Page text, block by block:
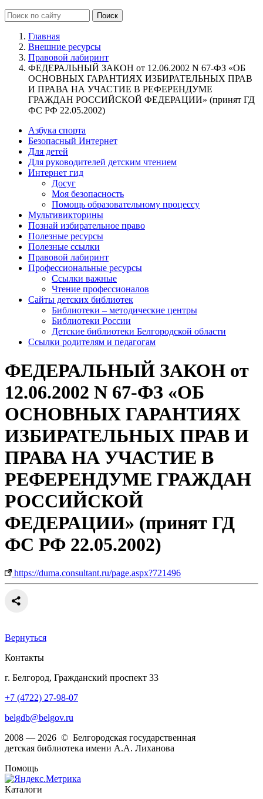
Главная
Внешние ресурсы
Правовой лабиринт
ФЕДЕРАЛЬНЫЙ ЗАКОН от 12.06.2002 N 67-ФЗ «ОБ
ОСНОВНЫХ ГАРАНТИЯХ ИЗБИРАТЕЛЬНЫХ ПРАВ
И ПРАВА НА УЧАСТИЕ В РЕФЕРЕНДУМЕ
ГРАЖДАН РОССИЙСКОЙ ФЕДЕРАЦИИ» (принят ГД
ФС РФ 22.05.2002)
Азбука спорта
Безопасный Интернет
Для детей
Для руководителей детским чтением
Интернет гид
Досуг
Моя безопасность
Помощь образовательному процессу
Мультивикторины
Познай избирательное право
Полезные ресурсы
Полезные ссылки
Правовой лабиринт
Профессиональные ресурсы
Ссылки важные
Чтение профессионалов
Сайты детских библиотек
Библиотеки – методические центры
Библиотеки России
Детские библиотеки Белгородской области
Ссылки родителям и педагогам
ФЕДЕРАЛЬНЫЙ ЗАКОН от
12.06.2002 N 67-ФЗ «ОБ
ОСНОВНЫХ ГАРАНТИЯХ
ИЗБИРАТЕЛЬНЫХ ПРАВ И
ПРАВА НА УЧАСТИЕ В
РЕФЕРЕНДУМЕ ГРАЖДАН
РОССИЙСКОЙ
ФЕДЕРАЦИИ» (принят ГД
ФС РФ 22.05.2002)
https://duma.consultant.ru/page.aspx?721496
Вернуться
Контакты
г. Белгород, Гражданский проспект 33
+7 (4722) 27-98-07
belgdb@belgov.ru
2008 — 2026 © Белгородская государственная
детская библиотека имени А.А. Лиханова
Помощь
Каталоги